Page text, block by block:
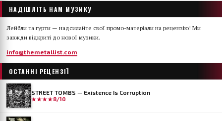
НАДІШЛІТЬ НАМ МУЗИКУ
Лейбли та гурти — надсилайте свої промо-матеріали на рецензію! Ми
завжди відкриті до нової музики.
info@themetallist.com
ОСТАННІ РЕЦЕНЗІЇ
STREET TOMBS — Existence Is Corruption
★★★★8/10